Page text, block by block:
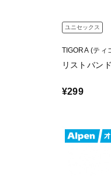
ユニセックス
TIGORA (ティ
リストバン
¥299